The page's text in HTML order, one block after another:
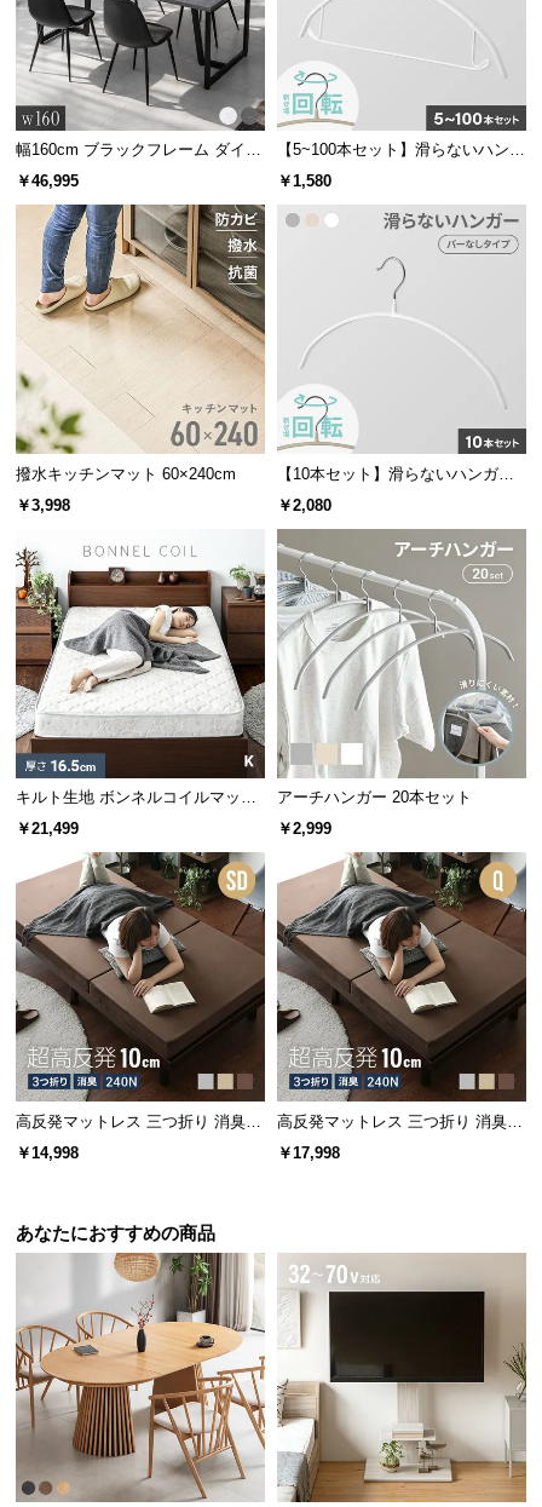
知
ら
せ
企
情
報
幅160cm ブラックフレーム ダイニ
ングセット 大理石調 4人掛け
￥46,995
【5~100本セット】滑らないハンガ
ー バー付き
￥1,580
撥水キッチンマット 60×240cm
￥3,998
【10本セット】滑らないハンガー
回転フック
￥2,080
キルト生地 ボンネルコイルマット
レス K
￥21,499
アーチハンガー 20本セット
￥2,999
高反発マットレス 三つ折り 消臭
高密度ハード 厚さ10cm SD
￥14,998
高反発マットレス 三つ折り 消臭
高密度ハード 厚さ10cm Q
￥17,998
あなたにおすすめの商品